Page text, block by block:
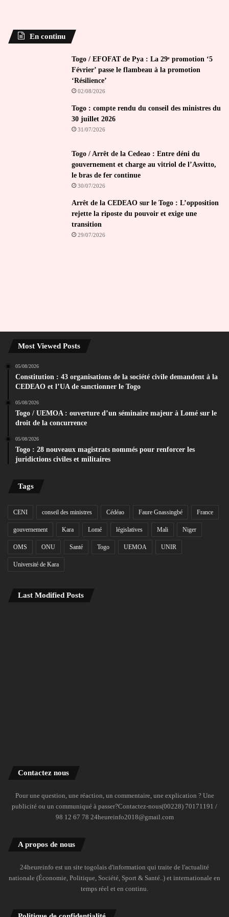
En continu
Togo / EFOFAT de Pya : La 29ᵉ promotion ‘5
Février’ passe le flambeau à la promotion
‘Résilience’
02/08/2026
Togo : compte rendu du conseil des ministres du
30 juillet 2026
31/07/2026
Togo / Arrêt de la Cedeao : Entre déni du
gouvernement et charge au vitriol de l’Asvitto,
le bras de fer continue
30/07/2026
Arrêt de la CEDEAO sur le Togo : L’opposition
rejette la riposte du pouvoir et exige une
transition
29/07/2026
Most Viewed Posts
05/08/2026
Constitution : 43 organisations de la société civile demandent à la
CEDEAO et l’UA de sanctionner le Togo
05/08/2026
Togo / UEMOA : ouverture d’un séminaire majeur à Lomé sur le
droit de la concurrence
05/08/2026
Togo : 28 nouveaux magistrats nommés pour renforcer les
juridictions civiles et militaires
Tags
CENI conseil des ministres Cédéao Faure Gnassingbé France
gouvernement Kara Lomé législatives Mali Niger
OMS ONU Santé Togo UEMOA UNIR
Université de Kara
Last Modified Posts
Contactez nous
Pour une question, une réaction, un commentaire, une explication ? Une
publicité ou un communiqué à passer?Contactez-nous(00228) 70171191 /
98 12 67 78 24heureinfo2018@gmail.com
A propos de nous
24heureinfo est un site togolais d'information qui traite de l'actualité
nationale (Économie, Politique, Société, Sport & Santé..) et internationale en
temps réel et en continu.